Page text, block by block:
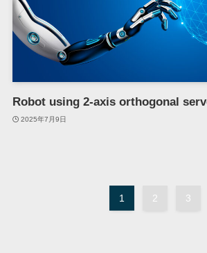
Robot using 2-axis orthogonal
2025年7月9日
1 2 3